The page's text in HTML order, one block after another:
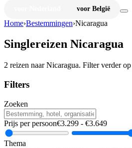
voor België
Home›Bestemmingen›Nicaragua
Singlereizen Nicaragua
2 reizen naarNicaragua. Filter verder
Filters
Zoeken
Prijs per persoon€3.299 - €3.649
Thema